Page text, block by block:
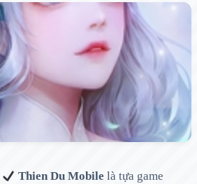
Thien Du Mobile là tựa game